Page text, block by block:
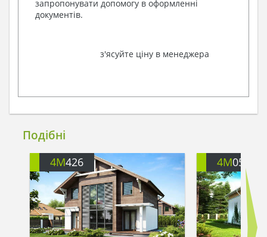
запропонувати допомогу в оформленні
документів.
з'ясуйте ціну в менеджера
Подібні
4M426 4M051